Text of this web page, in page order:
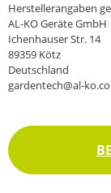
Herstellerangaben
AL-KO Geräte GmbH
Ichenhauser Str. 14
89359 Kötz
Deutschland
gardentech@al-